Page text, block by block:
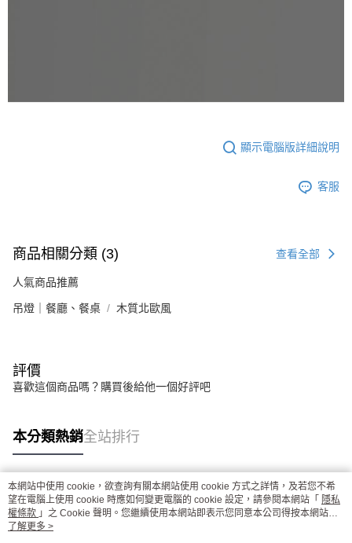
顯示電腦版詳細說明
客服
商品相關分類 (3) 查看全部
人氣商品推薦
吊燈｜餐廳、餐桌 木質北歐風
評價
喜歡這個商品嗎？購買後給他一個好評吧
本分類熱銷全站排行
熱門標籤
本網站中使用 cookie，欲查詢有關本網站使用 cookie 方式之詳情，及若您不希
望在電腦上使用 cookie 時應如何變更電腦的 cookie 設定，請參閱本網站「 隱私
權條款 」之 Cookie 聲明。您繼續使用本網站即表示您同意本公司得按本網站使
用條款之 Cookie 聲明使用 cookie。
了解更多 >